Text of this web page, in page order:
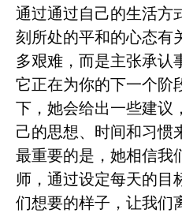
通过通过自己的生活方
刻所处的平和的心态有
多艰难，而是主张承认
它正在为你的下一个阶
下，她会给出一些建议
己的思想、时间和习惯
最重要的是，她相信我
师，通过设定每天的目
们想要的样子，让我们